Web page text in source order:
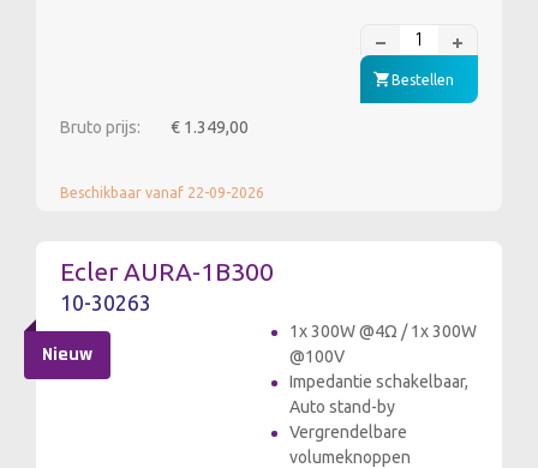
Bestellen
Bruto prijs: € 1.349,00
Beschikbaar vanaf 22-09-2026
Nieuw
Ecler AURA-1B300
10-30263
1x 300W @4Ω / 1x 300W
@100V
Impedantie schakelbaar,
Auto stand-by
Vergrendelbare
volumeknoppen